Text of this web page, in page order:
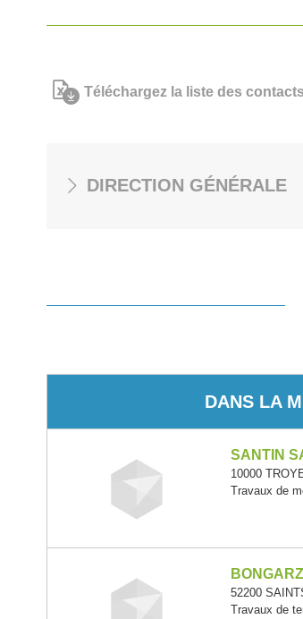
Téléchargez la liste des contacts
DIRECTION GÉNÉRALE
DANS LA
SANTIN
10000
Travaux de
52200
Travaux de